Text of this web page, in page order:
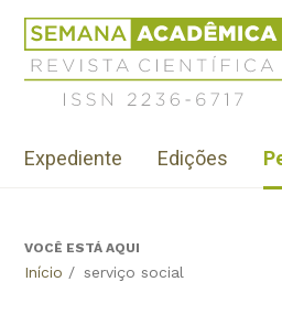
Jump
navigation
Revista
Científica
Semana
Acadêmica
2236-
Menu
institutional
Expediente Edições
BackVOCÊ ESTÁ AQUI
Início / serviço social